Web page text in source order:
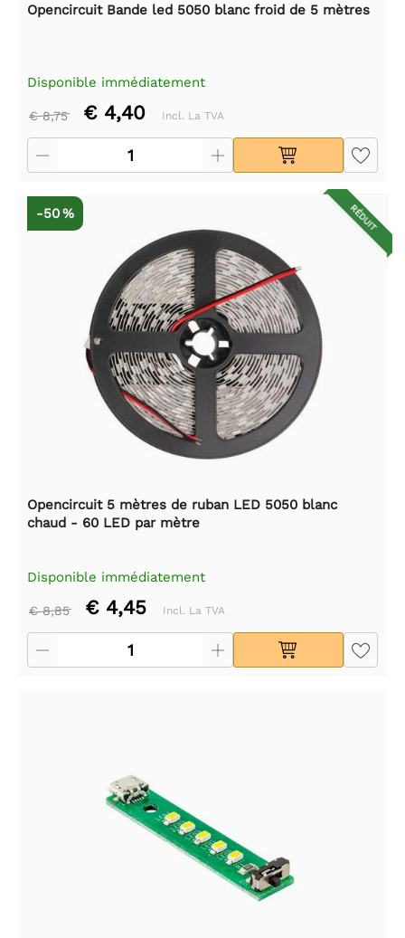
Opencircuit Bande led 5050 blanc froid de 5 mètres
Disponible immédiatement
€ 8,75 € 4,40 Incl. La TVA
RÉDUIT
-50 %
Opencircuit 5 mètres de ruban LED 5050 blanc
chaud - 60 LED par mètre
Disponible immédiatement
€ 8,85 € 4,45 Incl. La TVA